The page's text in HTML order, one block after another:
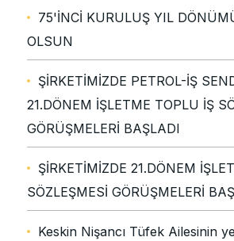
75'İNCİ KURULUŞ YIL
OLSUN
ŞİRKETİMİZDE PETROL-İŞ
21.DÖNEM İŞLETME TOPLU İŞ
GÖRÜŞMELERİ BAŞLADI
ŞİRKETİMİZDE 21.DÖNEM
SÖZLEŞMESİ GÖRÜŞMELERİ
Keskin Nişancı Tüfek Ailesinin